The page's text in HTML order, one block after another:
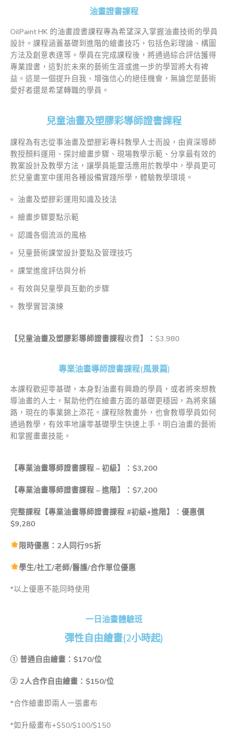
油畫證書課程
OilPaint HK 的油畫證書課程專為希望深入掌握油畫技術的學員
設計。課程涵蓋基礎到進階的繪畫技巧，包括色彩理論、構圖
方法及創意表達等。學員在完成課程後，將通過綜合評估獲得
專業證書，這對於未來的藝術生涯或進一步的學習將大有裨
益。這是一個提升自我、增強信心的絕佳機會，無論您是藝術
愛好者還是希望轉職的學員。
兒童油畫及塑膠彩導師證書課程
課程為有志從事油畫及塑膠彩專科教學人士而設，由資深導師
教授顏料運用、探討繪畫步驟、現場教學示範、分享最有效的
教案設計及教學方法，讓學員能靈活應用於教學中，學員更可
於兒童畫室中運用各種設備實踐所學，體驗教學環境。
油畫及塑膠彩運用知識及技法
繪畫步驟要點示範
認識各個流派的風格
兒童藝術課堂設計要點及管理技巧
課堂進度評估與分析
有效與兒童學員互動的步驟
教學實習演練
【兒童油畫及塑膠彩導師證書課程收費】： $3,980
專業油畫導師證書課程(風景篇)
本課程歡迎零基礎，本身對油畫有興趣的學員，或者將來想教
導油畫的人士，幫助他們在繪畫方面的基礎更穩固，為將來鋪
路，現在的事業錦上添花。課程除教畫外，也會教導學員如何
通過教學，有效率地讓零基礎學生快速上手，明白油畫的藝術
和掌握畫畫技能。
【專業油畫導師證書課程 – 初級】：$3,200
【專業油畫導師證書課程 – 進階】：$7,200
完整課程【專業油畫導師證書課程 #初級+進階】：優惠價
$9,280
限時優惠： 2人同行95折
學生/社工/老師/醫護/合作單位優惠
*以上優惠不能同時使用
一日油畫體驗班
彈性自由繪畫(2小時起)
① 普通自由繪畫：$170/位
② 2人合作自由繪畫：$150/位
*合作繪畫即兩人一張畫布
*如升級畫布+$50/$100/$150